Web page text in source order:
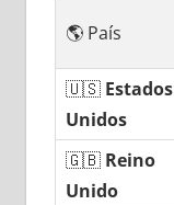
🌎 País
🇺🇸 Estados
Unidos
🇬🇧 Reino
Unido